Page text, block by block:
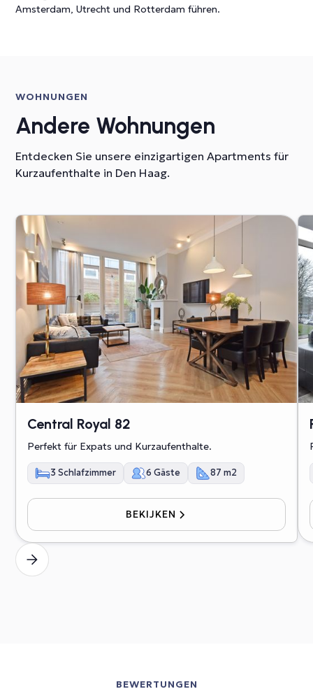
Amsterdam, Utrecht und Rotterdam führen.
WOHNUNGEN
Andere Wohnungen
Entdecken Sie unsere einzigartigen Apartments für
Kurzaufenthalte in Den Haag.
Central Royal 82
Perfekt für Expats und Kurzaufenthalte.
3 Schlafzimmer 6 Gäste 87 m2
BEKIJKEN
BEWERTUNGEN